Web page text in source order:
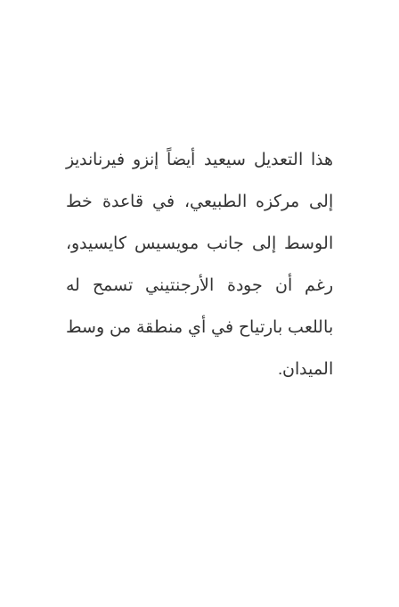
هذا التعديل سيعيد أيضاً إنزو فيرنانديز
إلى مركزه الطبيعي، في قاعدة خط
الوسط إلى جانب مويسيس كايسيدو،
رغم أن جودة الأرجنتيني تسمح له
باللعب بارتياح في أي منطقة من وسط
الميدان.